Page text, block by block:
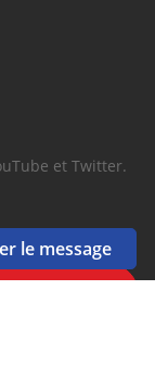
le message
et Twitter.